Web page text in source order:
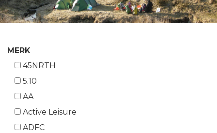
MERK
45NRTH
5.10
AA
Active Leisure
ADFC